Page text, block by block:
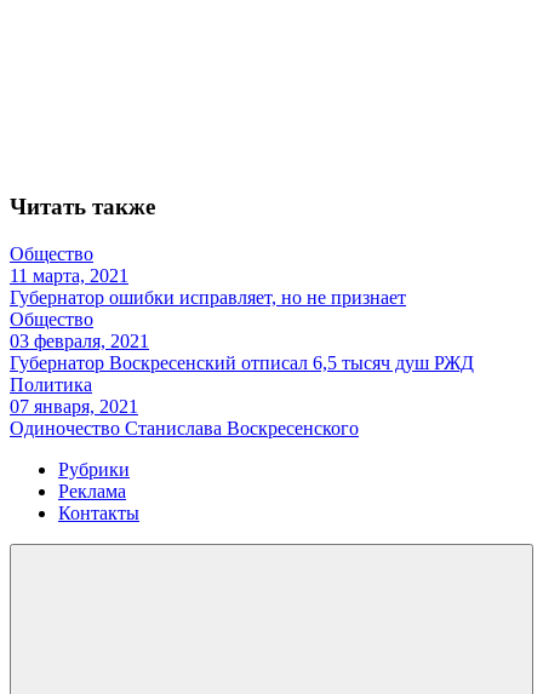
Читать также
Общество
11 марта, 2021
Губернатор ошибки исправляет, но не признает
Общество
03 февраля, 2021
Губернатор Воскресенский отписал 6,5 тысяч душ РЖД
Политика
07 января, 2021
Одиночество Станислава Воскресенского
Рубрики
Реклама
Контакты